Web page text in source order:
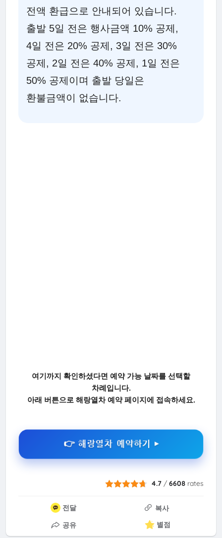
전액 환급으로 안내되어 있습니다.
출발 5일 전은 행사금액 10% 공제,
4일 전은 20% 공제, 3일 전은 30%
공제, 2일 전은 40% 공제, 1일 전은
50% 공제이며 출발 당일은
환불금액이 없습니다.
여기까지 확인하셨다면 예약 가능 날짜를 선택할
차례입니다.
아래 버튼으로 해랑열차 예약 페이지에 접속하세요.
👉 해랑열차 예약하기 ▶
4.7 /6608 rates
전달
복사
공유
별점